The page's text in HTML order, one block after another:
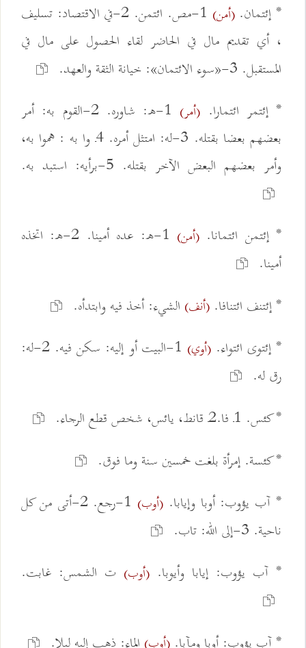
* إئتمان.(أمن)
1-مص. ائتمن. 2-في الاقتصاد: تسليف
، أي تقديم مال في الحاضر لقاء الحصول على مال في
المستقبل. 3-«سوء الائتمان»: خيانة الثقة والعهد.
* إئتمر ائتمارا. (أمر)
1-ه: شاوره. 2-القوم به: أمر
بعضهم بعضا بقتله. 3-له: امتثل أمره. 4ـ وا به : هموا به،
وأمر بعضهم البعض الآخر بقتله. 5-برأيه: استبد به.
* إئتمن ائتمانا.(أمن)
1-ه: عده أمينا. 2-ه: اتخذه
أمينا.
* إئتنف ائتنافا. (أنف) الشيء: أخذ فيه وابتدأه.
* إئتوى ائتواء. (أوي)
1-البيت أو إليه: سكن فيه. 2-له:
رق له.
* کئس. 1ـ فا.2ـ قانط، يائس، شخص قطع الرجاء.
* کئسة. إمرأة بلغت خمسين سنة وما فوق.
* آب يؤوب: أوبا وإيابا. (أوب)
1-رجع. 2-أتى من كل
ناحية. 3-إلى الله: تاب.
* آب يؤوب: إيابا وأيوبا. (أوب) ت الشمس: غابت.